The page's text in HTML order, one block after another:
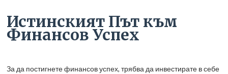
Истинският Път към
Финансов Успех
За да постигнете финансов успех, трябва да инвестирате в себе